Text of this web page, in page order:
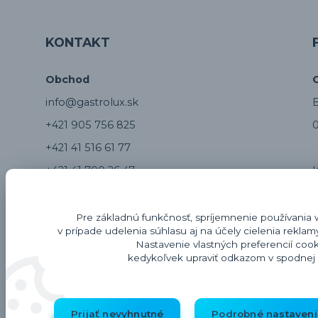
KONTAKT
Obchod
info@gastrolux.sk
+421 905 756 825
+421 41 516 61 77
+421 41 700 26 47
Servis
servis@gastrolux.sk
+421 917 817 804
Pre základnú funkčnosť, spríjemnenie používania
v prípade udelenia súhlasu aj na účely cielenia
Nastavenie vlastných preferencií
kedykoľvek upraviť odkazom v spodnej
Prijať nevyhnutné Podrobné